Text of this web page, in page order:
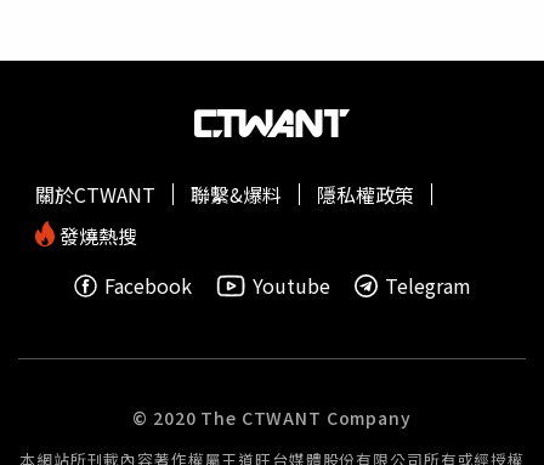
關於CTWANT 聯繫&爆料
隱私權政策
發燒熱搜
Facebook
Youtube Telegram
© 2020 The CTWANT Company
本網站所刊載內容著作權屬王道旺台媒體股份有限公司所有或經授權